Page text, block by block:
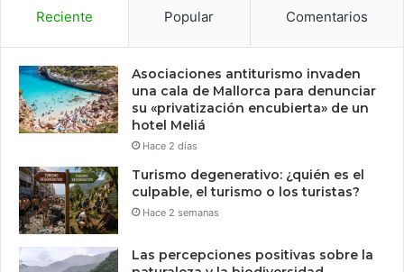
Reciente Popular Comentarios
Asociaciones antiturismo invaden
una cala de Mallorca para denunciar
su «privatización encubierta» de un
hotel Meliá
Hace 2 días
Turismo degenerativo: ¿quién es el
culpable, el turismo o los turistas?
Hace 2 semanas
Las percepciones positivas sobre la